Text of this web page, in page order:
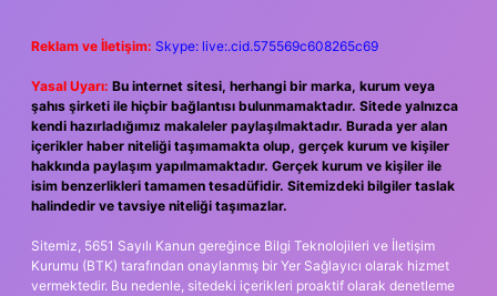
Reklam ve İletişim: Skype: live:.cid.575569c608265c69
Yasal Uyarı: Bu internet sitesi, herhangi bir marka, kurum veya
şahıs şirketi ile hiçbir bağlantısı bulunmamaktadır. Sitede yalnızca
kendi hazırladığımız makaleler paylaşılmaktadır. Burada yer alan
içerikler haber niteliği taşımamakta olup, gerçek kurum ve kişiler
hakkında paylaşım yapılmamaktadır. Gerçek kurum ve kişiler ile
isim benzerlikleri tamamen tesadüfidir. Sitemizdeki bilgiler taslak
halindedir ve tavsiye niteliği taşımazlar.
Sitemiz, 5651 Sayılı Kanun gereğince Bilgi Teknolojileri ve İletişim
Kurumu (BTK) tarafından onaylanmış bir Yer Sağlayıcı olarak hizmet
vermektedir. Bu nedenle, sitedeki içerikleri proaktif olarak denetleme